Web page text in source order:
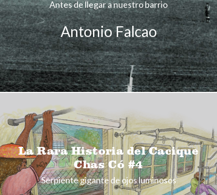
Antes de llegar a nuestro barrio
Antonio Falcao
La Rara Historia del Cacique
Chas Có #4
Serpiente gigante de ojos luminosos